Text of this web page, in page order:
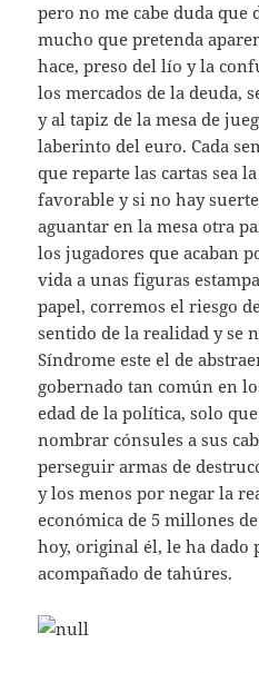
pero no me cabe duda que
mucho que pretenda
hace, preso del lío y la
los mercados de la deuda,
y al tapiz de la mesa de
laberinto del euro. Cada
que reparte las cartas sea
favorable y si no hay
aguantar en la mesa otra
los jugadores que acaban
vida a unas figuras
papel, corremos el riesgo
sentido de la realidad y se
Síndrome este el de
gobernado tan común en
edad de la política, solo
nombrar cónsules a sus
perseguir armas de
y los menos por negar la
económica de 5 millones
hoy, original él, le ha dado
acompañado de tahúres.